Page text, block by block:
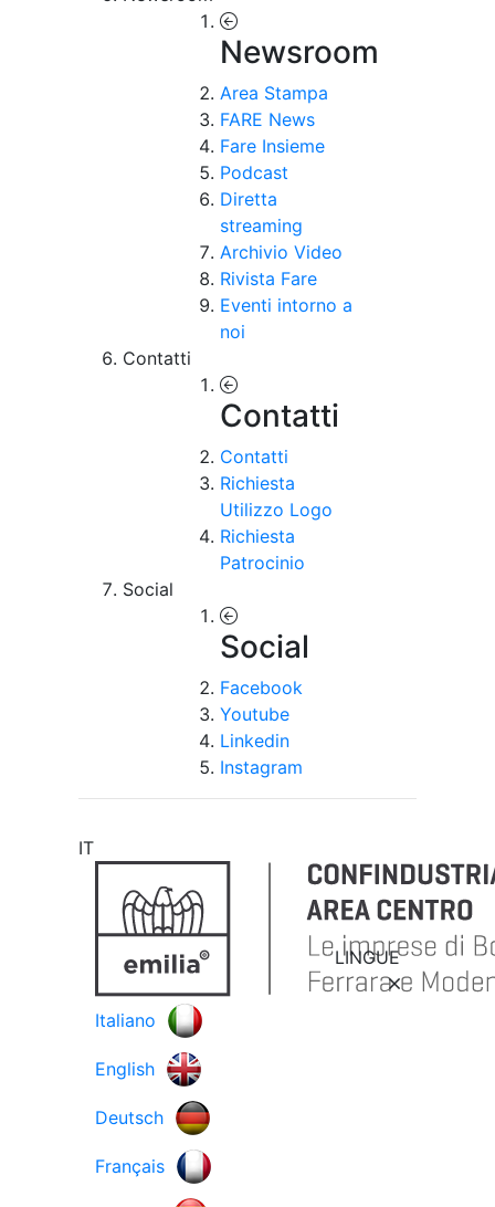
Newsroom
Area Stampa
FARE News
Fare Insieme
Podcast
Diretta
streaming
Archivio Video
Rivista Fare
Eventi intorno a
noi
Contatti
Contatti
Contatti
Richiesta
Utilizzo Logo
Richiesta
Patrocinio
Social
Social
Facebook
Youtube
Linkedin
Instagram
IT
LINGUE
Italiano
English
Deutsch
Français